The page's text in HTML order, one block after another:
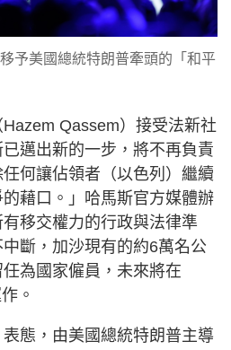
予美國總統特朗普牽頭的「和平
Qassem）接受法新社
邁出新的一步，將不再負責
何讓佔領者（以色列）繼續
藉口。」哈馬斯官方媒體辦
移交權力的行政與法律準
斷，加沙現有的約6萬名公
為國家僱員，未來將在
。
態，由美國總統特朗普主導